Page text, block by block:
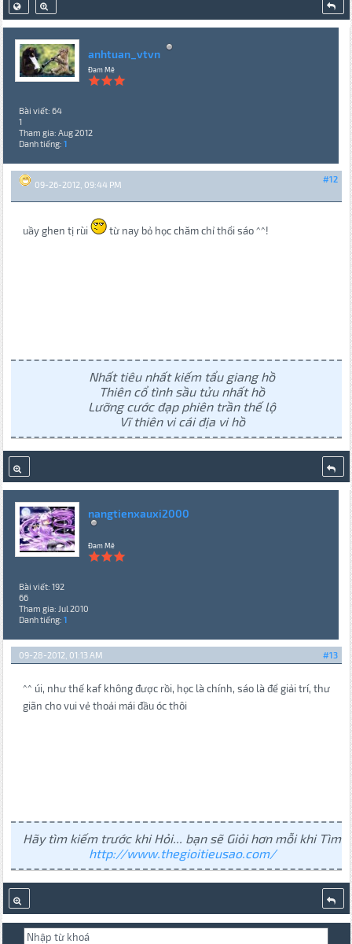
anhtuan_vtvn
Đam Mê
Bài viết: 64
1
Tham gia: Aug 2012
Danh tiếng: 1
#12
09-26-2012, 09:44 PM
uầy ghen tị rùi từ nay bỏ học chăm chỉ thổi sáo ^^!
Nhất tiêu nhất kiếm tẩu giang hồ
Thiên cổ tình sầu tửu nhất hồ
Lưỡng cước đạp phiên trần thế lộ
Vĩ thiên vi cái địa vi hồ
nangtienxauxi2000
Đam Mê
Bài viết: 192
66
Tham gia: Jul 2010
Danh tiếng: 1
#13
09-28-2012, 01:13 AM
^^ úi, như thế kaf không được rồi, học là chính, sáo là để giải trí, thư
giãn cho vui vẻ thoải mái đầu óc thôi
Hãy tìm kiếm trước khi Hỏi... bạn sẽ Giỏi hơn mỗi khi Tìm
http://www.thegioitieusao.com/